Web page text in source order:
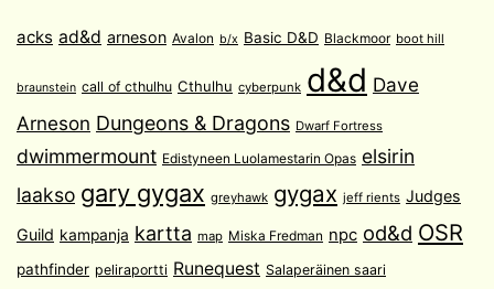
acks ad&d arneson Avalon b/x Basic D&D Blackmoor boot hill
braunstein call of cthulhu Cthulhu cyberpunk d&d Dave
Arneson Dungeons & Dragons Dwarf Fortress
dwimmermount Edistyneen Luolamestarin Opas elsirin
laakso gary gygax greyhawk gygax jeff rients Judges
Guild kampanja kartta map Miska Fredman npc od&d OSR
pathfinder peliraportti Runequest Salaperäinen saari